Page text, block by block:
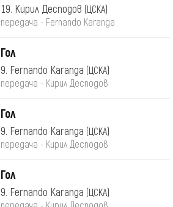
19. Кирил Десподов (ЦСКА)
передача - Fernando Karanga
Гол
9. Fernando Karanga (ЦСКА)
передача - Кирил Десподов
Гол
9. Fernando Karanga (ЦСКА)
передача - Кирил Десподов
Гол
9. Fernando Karanga (ЦСКА)